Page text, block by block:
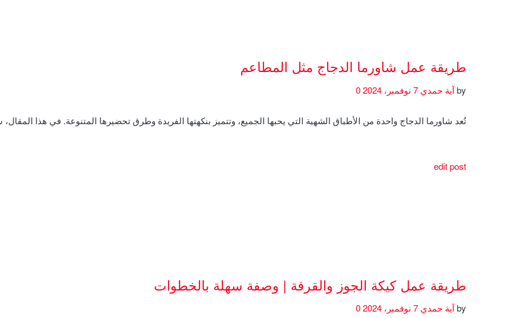
طريقة عمل شاورما الدجاج مثل المطاعم
byآية حمدي
تُعد شاورما الدجاج واحدة من الأطباق الشهية التي يحبها الجميع، وتتميز بنكهتها الفريدة وطرق تحضيرها المتنوعة. في هذا
edit post
طريقة عمل كيكة الجوز والقرفة | وصفة سهلة بالخطوات
byآية حمدي